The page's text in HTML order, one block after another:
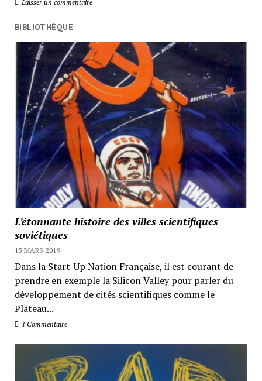
Laisser un commentaire
BIBLIOTHÈQUE
L’étonnante histoire des villes scientifiques
soviétiques
15 MARS 2019
Dans la Start-Up Nation Française, il est courant de
prendre en exemple la Silicon Valley pour parler du
développement de cités scientifiques comme le
Plateau...
1 Commentaire